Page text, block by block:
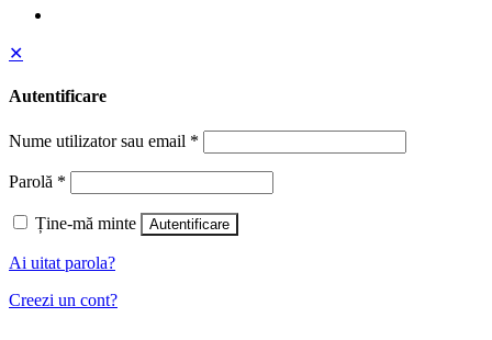
✕
Autentificare
Nume utilizator sau email *
Parolă *
Ține-mă minte Autentificare
Ai uitat parola?
Creezi un cont?